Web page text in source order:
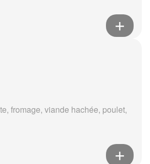
fromage, viande hachée, poulet,